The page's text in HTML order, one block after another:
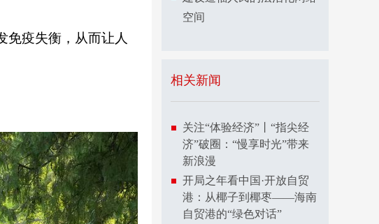
免疫失衡，从而让人
空间
相关新闻
关注“体验经济”丨“指尖经
济”破圈：“慢享时光”带来
新浪漫
开局之年看中国·开放自贸
港：从椰子到椰枣——海南
自贸港的“绿色对话”